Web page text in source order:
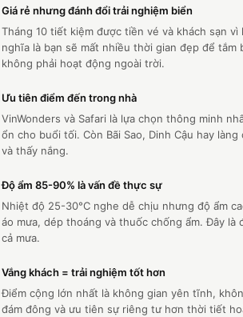
Giá rẻ nhưng đánh đổi trải nghiệm biển
Tháng 10 tiết kiệm được tiền vé và khách sạn
nghĩa là bạn sẽ mất nhiều thời gian đẹp để
không phải hoạt động ngoài trời.
Ưu tiên điểm đến trong nhà
VinWonders và Safari là lựa chọn thông minh
ổn cho buổi tối. Còn Bãi Sao, Dinh Cậu hay
và thấy nắng.
Độ ẩm 85-90% là vấn đề thực sự
Nhiệt độ 25-30°C nghe dễ chịu nhưng độ ẩm
áo mưa, dép thoáng và thuốc chống ẩm. Đây
cả mưa.
Vắng khách = trải nghiệm tốt hơn
Điểm cộng lớn nhất là không gian yên tĩnh,
đám đông và ưu tiên sự riêng tư hơn thời tiết